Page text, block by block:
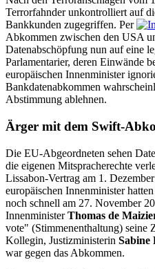
Terrorfahnder unkontrolliert auf
Bankkunden zugegriffen. Per
Abkommen zwischen den USA
Datenabschöpfung nun auf eine
Parlamentarier, deren Einwände
europäischen Innenminister
Bankdatenabkommen
Abstimmung ablehnen.
Ärger mit dem Swift-
Die EU-Abgeordneten sehen
die eigenen Mitspracherechte
Lissabon-Vertrag am 1.
europäischen Innenminister
noch schnell am 27. November
InnenministerThomas de
vote" (Stimmenenthaltung) seine
Kollegin, Justizministerin Sabine
war gegen das Abkommen.